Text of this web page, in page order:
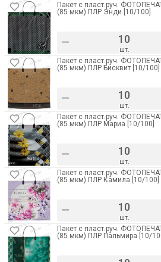
Пакет с пласт.руч.
(85 мкм) ПЛР Энди [10/100]
– шт.
Пакет с пласт.руч.
(85 мкм) ПЛР Бисквит [10/100]
– шт.
Пакет с пласт.руч.
(85 мкм) ПЛР Мариа [10/100]
– шт.
Пакет с пласт.руч.
(85 мкм) ПЛР Камила [10/100]
– шт.
Пакет с пласт.руч.
(85 мкм) ПЛР Пальмира [10/